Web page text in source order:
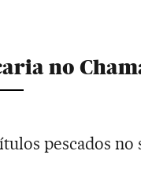
no
pescados